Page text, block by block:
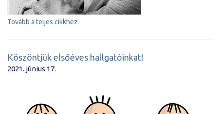
Tovább a teljes cikkhez
Köszöntjük elsőéves hallgatóinkat!
2021. június 17.